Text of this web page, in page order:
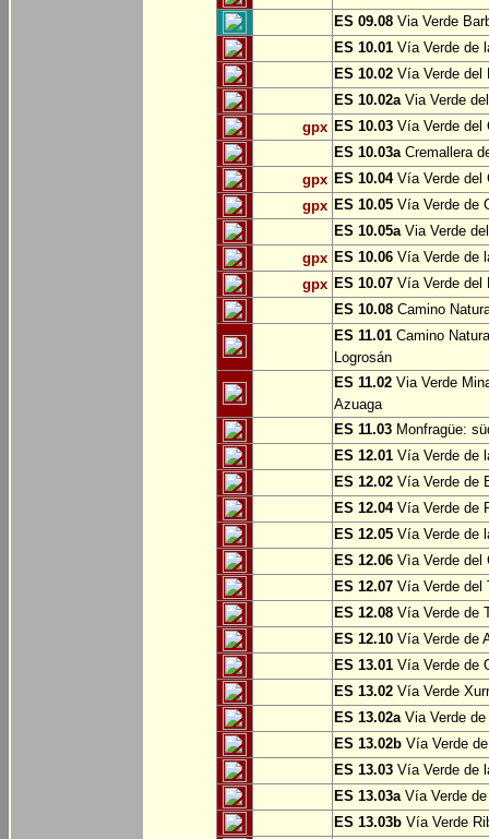
ES 09.08 Via Verde
ES 10.01 Vía Verde de
ES 10.02 Vía Verde del
ES 10.02aVia Verde
gpx ES 10.03 Vía Verde del
ES 10.03aCremallera
gpx ES 10.04Vía Verde del
gpx ES 10.05 Vía Verde de
ES 10.05aVia Verde
gpx ES 10.06 Vía Verde de
gpx ES 10.07 Vía Verde del
ES 10.08 Camino
ES 11.01 Camino
Logrosán
ES 11.02 Via Verde
Azuaga
ES 11.03 Monfragüe:
ES 12.01 Vía Verde de
ES 12.02 Vía Verde de
ES 12.04Vía Verde de
ES 12.05 Vía Verde de
ES 12.06 Vìa Verde del
ES 12.07 Vía Verde del
ES 12.08 Vía Verde de
ES 12.10 Vía Verde de
ES 13.01 Vía Verde de
ES 13.02 Vía Verde
ES 13.02aVia Verde de
ES 13.02b Vía Verde
ES 13.03 Vía Verde de
ES 13.03aVía Verde de
ES 13.03b Vía Verde